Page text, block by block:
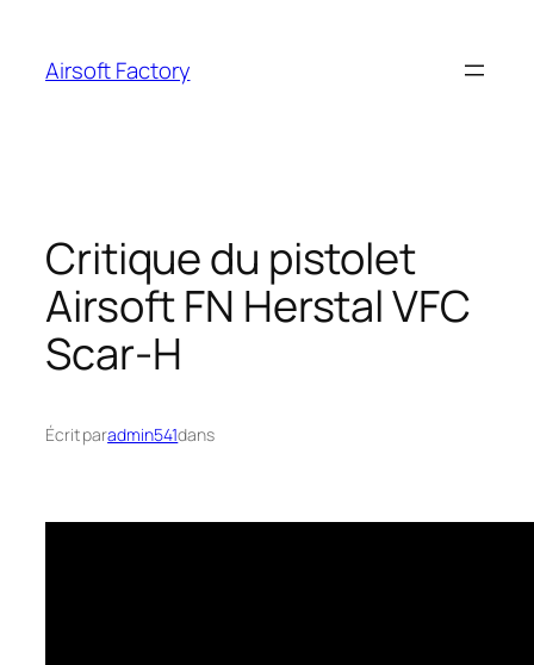
contenu
Airsoft Factory
Critique du pistolet
Airsoft FN Herstal VFC
Scar-H
Écrit paradmin541dans